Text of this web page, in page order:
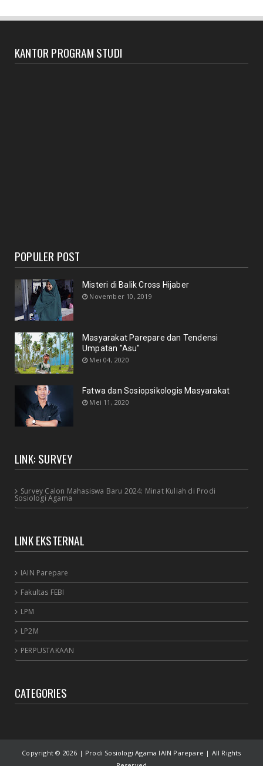
KANTOR PROGRAM STUDI
POPULER POST
Misteri di Balik Cross Hijaber
November 10, 2019
Masyarakat Parepare dan Tendensi
Umpatan "Asu"
Mei 04, 2020
Fatwa dan Sosiopsikologis Masyarakat
Mei 11, 2020
LINK: SURVEY
Survey Calon Mahasiswa Baru 2024: Minat Kuliah di Prodi
Sosiologi Agama
LINK EKSTERNAL
IAIN Parepare
Fakultas FEBI
LPM
LP2M
PERPUSTAKAAN
CATEGORIES
Copyright © 2026 | Prodi Sosiologi Agama IAIN Parepare | All Rights